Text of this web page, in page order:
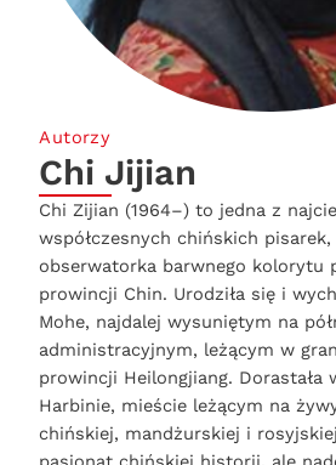
Autorzy
Chi Jijian
Chi Zijian (1964–) to jedna z
współczesnych chińskich pisarek,
obserwatorka barwnego kolorytu
prowincji Chin. Urodziła się i
Mohe, najdalej wysuniętym na
administracyjnym, leżącym w
prowincji Heilongjiang. Dorastała
Harbinie, mieście leżącym na
chińskiej, mandżurskiej i